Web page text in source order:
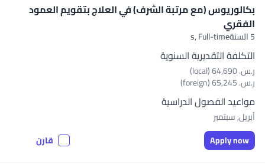
بكالوريوس (مع مرتبة الشرف) في العلاج بتقويم العمود
الفقري
5 السنةs, Full-time
التكلفة التقديرية السنوية
ر.س.‏ 64,690 (local)
ر.س.‏ 65,245 (foreign)
مواعيد الفصول الدراسية
أبريل, سبتمبر
Apply now
قارن